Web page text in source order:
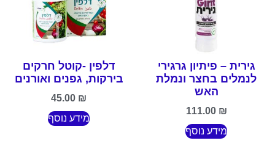
גירית – פיתיון גרגירי
לנמלים בחצר ונמלת
האש
111.00 ₪
מידע נוסף
דלפין -קוטל חרקים
בירקות, גפנים ואורנים
45.00 ₪
מידע נוסף